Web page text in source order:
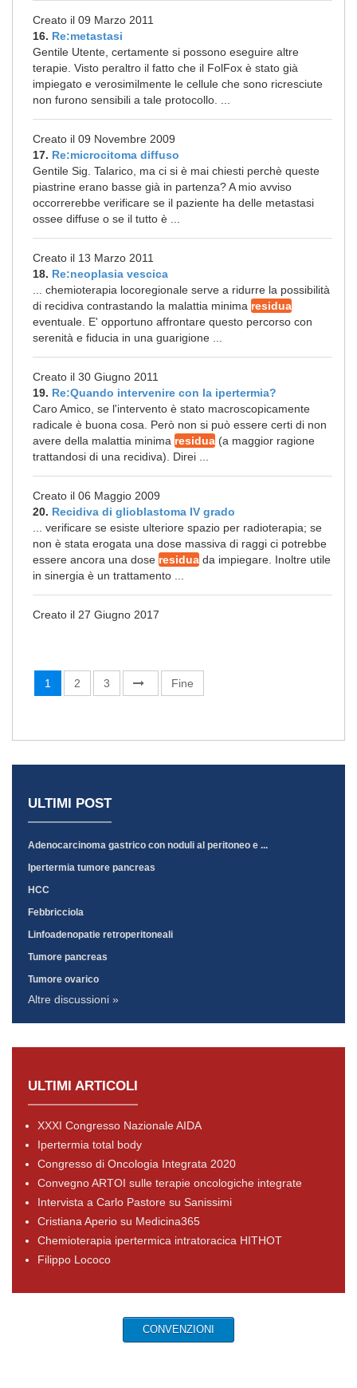
Creato il 09 Marzo 2011
16. Re:metastasi
Gentile Utente, certamente si possono eseguire altre
terapie. Visto peraltro il fatto che il FolFox è stato già
impiegato e verosimilmente le cellule che sono ricresciute
non furono sensibili a tale protocollo. ...
Creato il 09 Novembre 2009
17. Re:microcitoma diffuso
Gentile Sig. Talarico, ma ci si è mai chiesti perchè queste
piastrine erano basse già in partenza? A mio avviso
occorrerebbe verificare se il paziente ha delle metastasi
ossee diffuse o se il tutto è ...
Creato il 13 Marzo 2011
18. Re:neoplasia vescica
... chemioterapia locoregionale serve a ridurre la possibilità
di recidiva contrastando la malattia minima residua
eventuale. E' opportuno affrontare questo percorso con
serenità e fiducia in una guarigione ...
Creato il 30 Giugno 2011
19. Re:Quando intervenire con la ipertermia?
Caro Amico, se l'intervento è stato macroscopicamente
radicale è buona cosa. Però non si può essere certi di non
avere della malattia minima residua (a maggior ragione
trattandosi di una recidiva). Direi ...
Creato il 06 Maggio 2009
20. Recidiva di glioblastoma IV grado
... verificare se esiste ulteriore spazio per radioterapia; se
non è stata erogata una dose massiva di raggi ci potrebbe
essere ancora una dose residua da impiegare. Inoltre utile
in sinergia è un trattamento ...
Creato il 27 Giugno 2017
1 2 3 Fine
ULTIMI POST
Adenocarcinoma gastrico con noduli al peritoneo e ...
Ipertermia tumore pancreas
HCC
Febbricciola
Linfoadenopatie retroperitoneali
Tumore pancreas
Tumore ovarico
Altre discussioni »
ULTIMI ARTICOLI
XXXI Congresso Nazionale AIDA
Ipertermia total body
Congresso di Oncologia Integrata 2020
Convegno ARTOI sulle terapie oncologiche integrate
Intervista a Carlo Pastore su Sanissimi
Cristiana Aperio su Medicina365
Chemioterapia ipertermica intratoracica HITHOT
Filippo Lococo
CONVENZIONI